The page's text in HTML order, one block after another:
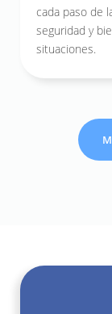
cada paso de
seguridad y
situaciones.